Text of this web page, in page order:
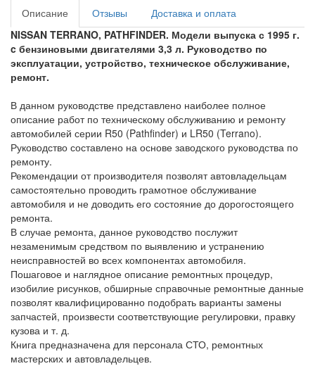
Описание
Отзывы
Доставка и оплата
NISSAN TERRANO, PATHFINDER. Модели выпуска с 1995 г.
c бензиновыми двигателями 3,3 л. Руководство по
эксплуатации, устройство, техническое обслуживание,
ремонт.
В данном руководстве представлено наиболее полное
описание работ по техническому обслуживанию и ремонту
автомобилей серии R50 (Pathfinder) и LR50 (Terrano).
Руководство составлено на основе заводского руководства по
ремонту.
Рекомендации от производителя позволят автовладельцам
самостоятельно проводить грамотное обслуживание
автомобиля и не доводить его состояние до дорогостоящего
ремонта.
В случае ремонта, данное руководство послужит
незаменимым средством по выявлению и устранению
неисправностей во всех компонентах автомобиля.
Пошаговое и наглядное описание ремонтных процедур,
изобилие рисунков, обширные справочные ремонтные данные
позволят квалифицированно подобрать варианты замены
запчастей, произвести соответствующие регулировки, правку
кузова и т. д.
Книга предназначена для персонала СТО, ремонтных
мастерских и автовладельцев.